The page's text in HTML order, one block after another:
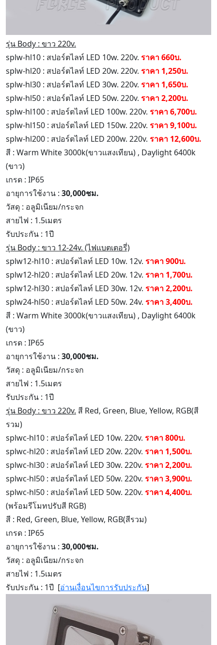
รุ่น Body : ขาว 220v.
splw-hl10 : สปอร์ตไลท์ LED 10w. 220v. ราคา 660บ.
splw-hl20 : สปอร์ตไลท์ LED 20w. 220v. ราคา 1,250บ.
splw-hl30 : สปอร์ตไลท์ LED 30w. 220v. ราคา 1,650บ.
splw-hl50 : สปอร์ตไลท์ LED 50w. 220v. ราคา 2,200บ.
splw-hl100 : สปอร์ตไลท์ LED 100w. 220v. ราคา 6,700บ.
splw-hl150 : สปอร์ตไลท์ LED 150w. 220v. ราคา 9,100บ.
splw-hl200 : สปอร์ตไลท์ LED 200w. 220v. ราคา 12,600บ.
สี : Warm White 3000k(ขาวแสงเทียน) , Daylight 6400k
(ขาว)
เกรด : IP65
อายุการใช้งาน : 30,000ชม.
วัสดุ : อลูมิเนียม/กระจก
สายไฟ : 1.5เมตร
รับประกัน : 1ปี
รุ่น Body : ขาว 12-24v. (ไฟแบตเตอรี่)
splw12-hl10 : สปอร์ตไลท์ LED 10w. 12v. ราคา 900บ.
splw12-hl20 : สปอร์ตไลท์ LED 20w. 12v. ราคา 1,700บ.
splw12-hl30 : สปอร์ตไลท์ LED 30w. 12v. ราคา 2,200บ.
splw24-hl50 : สปอร์ตไลท์ LED 50w. 24v. ราคา 3,400บ.
สี : Warm White 3000k(ขาวแสงเทียน) , Daylight 6400k
(ขาว)
เกรด : IP65
อายุการใช้งาน : 30,000ชม.
วัสดุ : อลูมิเนียม/กระจก
สายไฟ : 1.5เมตร
รับประกัน : 1ปี
รุ่น Body : ขาว 220v. สี Red, Green, Blue, Yellow, RGB(สี
รวม)
splwc-hl10 : สปอร์ตไลท์ LED 10w. 220v. ราคา 800บ.
splwc-hl20 : สปอร์ตไลท์ LED 20w. 220v. ราคา 1,500บ.
splwc-hl30 : สปอร์ตไลท์ LED 30w. 220v. ราคา 2,200บ.
splwc-hl50 : สปอร์ตไลท์ LED 50w. 220v. ราคา 3,900บ.
splwc-hl50 : สปอร์ตไลท์ LED 50w. 220v. ราคา 4,400บ.
(พร้อมรีโมทปรับสี RGB)
สี : Red, Green, Blue, Yellow, RGB(สีรวม)
เกรด : IP65
อายุการใช้งาน : 30,000ชม.
วัสดุ : อลูมิเนียม/กระจก
สายไฟ : 1.5เมตร
รับประกัน : 1ปี [อ่านเงื่อนไขการรับประกัน]